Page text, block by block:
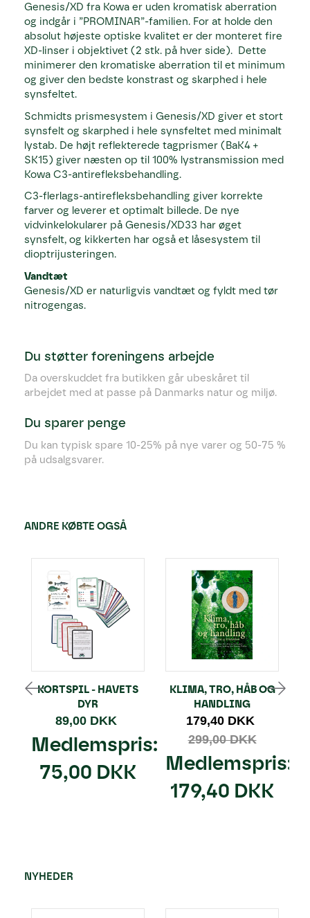
Genesis/XD fra Kowa er uden kromatisk aberration
og indgår i ”PROMINAR”-familien. For at holde den
absolut højeste optiske kvalitet er der monteret fire
XD-linser i objektivet (2 stk. på hver side). Dette
minimerer den kromatiske aberration til et minimum
og giver den bedste konstrast og skarphed i hele
synsfeltet.
Schmidts prismesystem i Genesis/XD giver et stort
synsfelt og skarphed i hele synsfeltet med minimalt
lystab. De højt reflekterede tagprismer (BaK4 +
SK15) giver næsten op til 100% lystransmission med
Kowa C3-antirefleksbehandling.
C3-flerlags-antirefleksbehandling giver korrekte
farver og leverer et optimalt billede. De nye
vidvinkelokularer på Genesis/XD33 har øget
synsfelt, og kikkerten har også et låsesystem til
dioptrijusteringen.
Vandtæt
Genesis/XD er naturligvis vandtæt og fyldt med tør
nitrogengas.
Du støtter foreningens arbejde
Da overskuddet fra butikken går ubeskåret til
arbejdet med at passe på Danmarks natur og miljø.
Du sparer penge
Du kan typisk spare 10-25% på nye varer og 50-75 %
på udsalgsvarer.
ANDRE KØBTE OGSÅ
KORTSPIL - HAVETS
DYR
89,00 DKK
Medlemspris:
75,00 DKK
KLIMA, TRO, HÅB OG
HANDLING
179,40 DKK
299,00 DKK
Medlemspris:
179,40 DKK
NYHEDER